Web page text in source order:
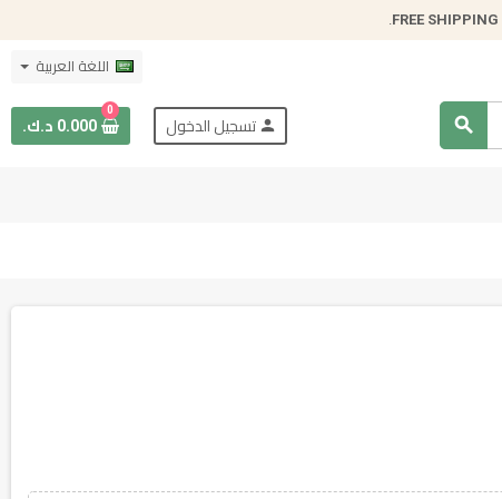
FREE SHIPPING
.
اللغة العربية
search
person تسجيل الدخول
0
0.000 د.ك.